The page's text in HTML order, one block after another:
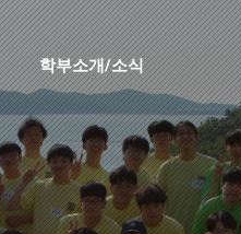
학부소개/소식